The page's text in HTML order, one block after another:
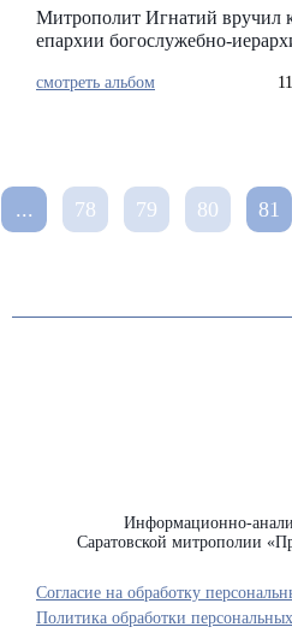
Митрополит Игнатий вручил
епархии богослужебно-
смотреть альбом 11
... 78 79 80 81
Информационно-
Саратовской митрополии
Согласие на обработку
Политика обработки